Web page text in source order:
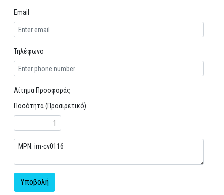
Email
Τηλέφωνο
Αίτημα Προσφοράς
Ποσότητα (Προαιρετικό)
Υποβολή